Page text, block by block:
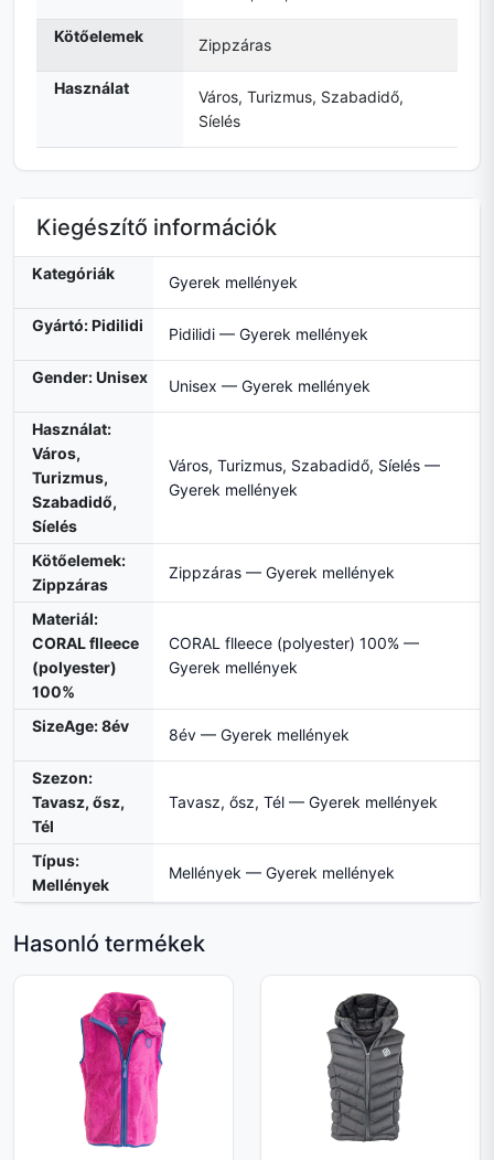
Kötőelemek Zippzáras
Használat
Város, Turizmus, Szabadidő,
Síelés
Kiegészítő információk
Kategóriák Gyerek mellények
Gyártó: Pidilidi Pidilidi — Gyerek mellények
Gender: Unisex Unisex — Gyerek mellények
Használat:
Város,
Turizmus,
Szabadidő,
Síelés
Város, Turizmus, Szabadidő, Síelés —
Gyerek mellények
Kötőelemek:
Zippzáras
Zippzáras — Gyerek mellények
Materiál:
CORAL flleece
(polyester)
100%
CORAL flleece (polyester) 100% —
Gyerek mellények
SizeAge: 8év 8év — Gyerek mellények
Szezon:
Tavasz, ősz,
Tél
Tavasz, ősz, Tél — Gyerek mellények
Típus:
Mellények
Mellények — Gyerek mellények
Hasonló termékek